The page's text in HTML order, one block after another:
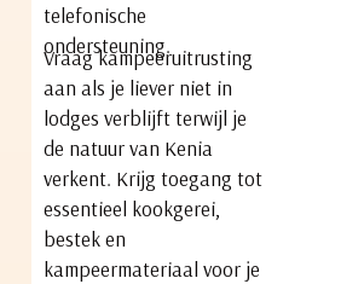
telefonische
ondersteuning.
Vraag kampeeruitrusting
aan als je liever niet in
lodges verblijft terwijl je
de natuur van Kenia
verkent. Krijg toegang tot
essentieel kookgerei,
bestek en
kampeermateriaal voor je